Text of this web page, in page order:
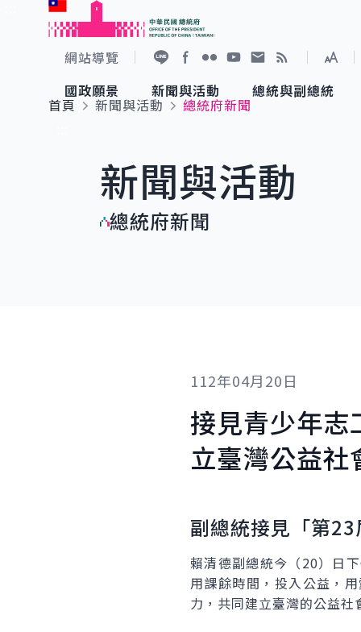
跳到主要內容
網站導覽
展開
國政願景
國家氣候變遷對策委員會
重要談話
新聞與活動
總統府新聞
影音頻道
總統與副總統
賴清德總統
參觀資訊
首頁 新聞與活動
總統府新聞
新聞與活動
總統府新聞
112年04月20日
接見青少年
立臺灣公益社
副總統接見「第
賴清德副總統今（20）日
用課餘時間，投入公益，
力，共同建立臺灣的公益社